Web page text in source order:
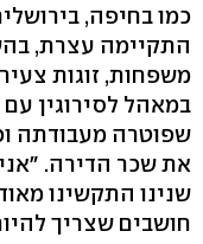
כמו בחיפה,
התקיימה עצרת,
משפחות, זוגות
במאהל לסירוגין
שפוטרה מעבודתה
את שכר הדירה.
שנינו התקשינו
חושבים שצריך